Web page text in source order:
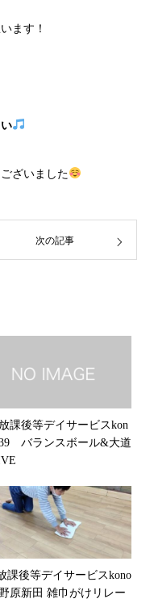
ます！
ざいました
次の記事
課後等デイサービスkon
バランスボール&大道
課後等デイサービスkono
原新田 雑巾がけリレー